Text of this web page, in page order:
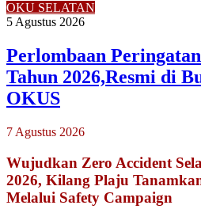
OKU SELATAN
5 Agustus 2026
Perlombaan
Tahun 2026,Resmi di
OKUS
7 Agustus 2026
Wujudkan Zero Accident
2026, Kilang Plaju
Melalui Safety Campaign